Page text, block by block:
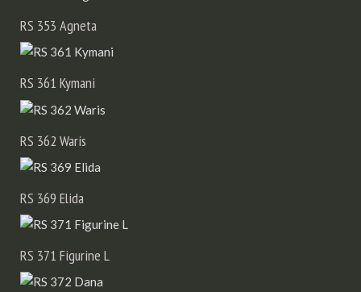
RS 353 Agneta
RS 361 Kymani
RS 362 Waris
RS 369 Elida
RS 371 Figurine L